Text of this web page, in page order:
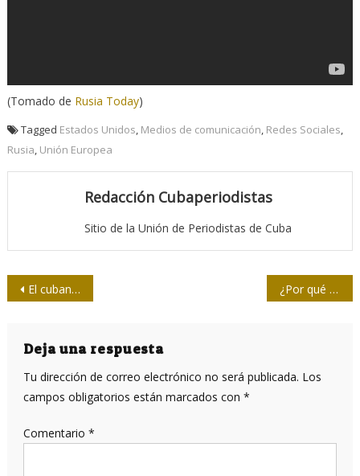
(Tomado de Rusia Today)
Tagged Estados Unidos Medios de comunicación Redes Sociales
Rusia Unión Europea
Redacción Cubaperiodistas
Sitio de la Unión de Periodistas de Cuba
Navegación
entradas
El cubano ucraniólogo ¿Por qué la Unión Europea prohíbe a medios estatales rusos?
Deja una respuesta
Tu dirección de correo electrónico no será publicada. Los
campos obligatorios están marcados con *
Comentario *